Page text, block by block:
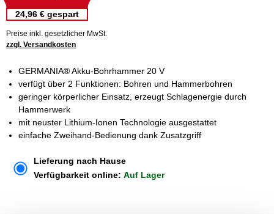
24,96 € gespart
Preise inkl. gesetzlicher MwSt.
zzgl. Versandkosten
GERMANIA® Akku-Bohrhammer 20 V
verfügt über 2 Funktionen: Bohren und Hammerbohren
geringer körperlicher Einsatz, erzeugt Schlagenergie durch
Hammerwerk
mit neuster Lithium-Ionen Technologie ausgestattet
einfache Zweihand-Bedienung dank Zusatzgriff
Lieferung nach Hause
Verfügbarkeit online: Auf Lager